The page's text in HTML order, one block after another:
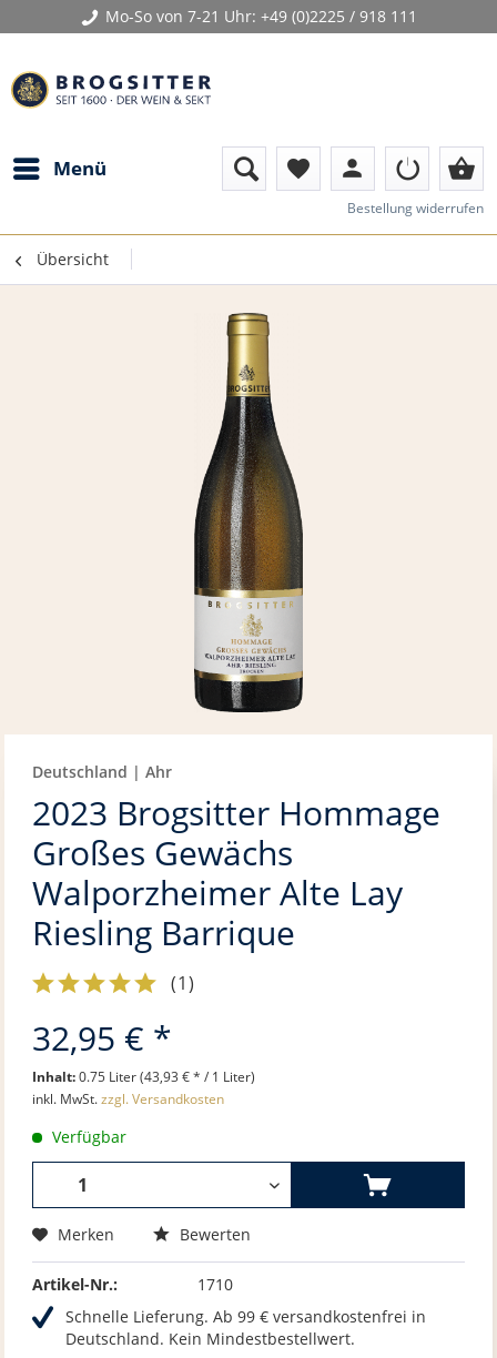
Mo-So von 7-21 Uhr: +49 (0)2225 / 918 111
Menü favorite person shopping_basket
Bestellung widerrufen
Übersicht
Deutschland | Ahr
2023 Brogsitter Hommage
Großes Gewächs
Walporzheimer Alte Lay
Riesling Barrique
(1)
32,95 € *
Inhalt:0.75 Liter (43,93 € * / 1 Liter)
inkl. MwSt.zzgl. Versandkosten
Verfügbar
Merken Bewerten
Artikel-Nr.:
1710
Schnelle Lieferung. Ab 99 € versandkostenfrei in
Deutschland. Kein Mindestbestellwert.